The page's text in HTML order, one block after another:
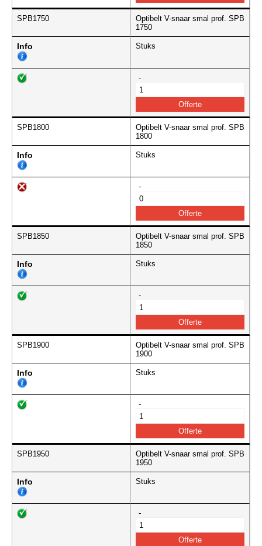
SPB1750
Optibelt V-snaar smal prof. SPB
1750
Info Stuks
-
SPB1800
Optibelt V-snaar smal prof. SPB
1800
Info Stuks
-
SPB1850
Optibelt V-snaar smal prof. SPB
1850
Info Stuks
-
SPB1900
Optibelt V-snaar smal prof. SPB
1900
Info Stuks
-
SPB1950
Optibelt V-snaar smal prof. SPB
1950
Info Stuks
-